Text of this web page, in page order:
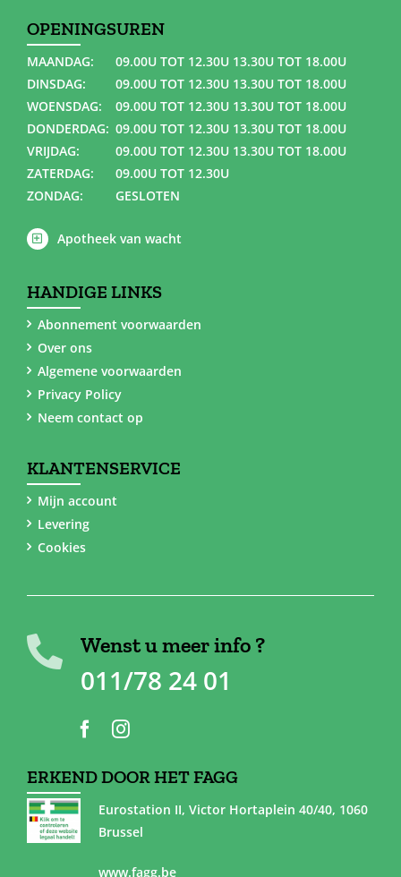
OPENINGSUREN
MAANDAG:
09.00U TOT 12.30U 13.30U TOT 18.00U
DINSDAG:
09.00U TOT 12.30U 13.30U TOT 18.00U
WOENSDAG:
09.00U TOT 12.30U 13.30U TOT 18.00U
DONDERDAG: 09.00U TOT 12.30U 13.30U TOT 18.00U
VRIJDAG:
09.00U TOT 12.30U 13.30U TOT 18.00U
ZATERDAG:
09.00U TOT 12.30U
ZONDAG:
GESLOTEN
Apotheek van wacht
HANDIGE LINKS
Abonnement voorwaarden
Over ons
Algemene voorwaarden
Privacy Policy
Neem contact op
KLANTENSERVICE
Mijn account
Levering
Cookies
Wenst u meer info ?
011/78 24 01
ERKEND DOOR HET FAGG
Eurostation II, Victor Hortaplein 40/40, 1060
Brussel
www.fagg.be